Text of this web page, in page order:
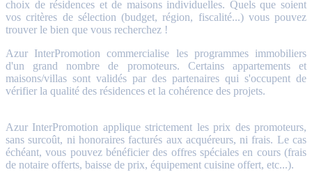
choix de résidences et de maisons individuelles. Quels que soient
vos critères de sélection (budget, région, fiscalité...) vous pouvez
trouver le bien que vous recherchez !
Azur InterPromotion commercialise les programmes immobiliers
d'un grand nombre de promoteurs. Certains appartements et
maisons/villas sont validés par des partenaires qui s'occupent de
vérifier la qualité des résidences et la cohérence des projets.
Azur InterPromotion applique strictement les prix des promoteurs,
sans surcoût, ni honoraires facturés aux acquéreurs, ni frais. Le cas
échéant, vous pouvez bénéficier des offres spéciales en cours (frais
de notaire offerts, baisse de prix, équipement cuisine offert, etc...).